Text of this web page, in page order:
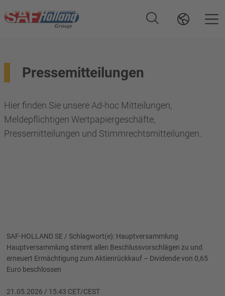
Pressemitteilungen
Hier finden Sie unsere Ad-hoc Mitteilungen,
Meldepflichtigen Wertpapiergeschäfte,
Pressemitteilungen und Stimmrechtsmitteilungen.
SAF-HOLLAND SE / Schlagwort(e): Hauptversammlung
Hauptversammlung stimmt allen Beschlussvorschlägen zu und
erneuert Ermächtigung zum Aktienrückkauf – Dividende von 0,65
Euro beschlossen
21.05.2026 / 15:43 CET/CEST